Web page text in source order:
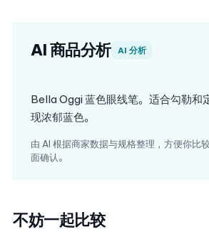
AI 商品分析 AI 分析
Bella Oggi 蓝色眼线笔。适合勾勒和
现浓郁蓝色。
由 AI 根据商家数据与规格整理，方便你比
面确认。
不妨一起比较